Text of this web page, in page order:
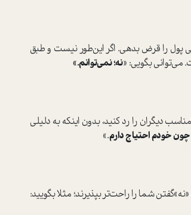
پول را قرض بدهی. اگر این‌طور نیست و طبق
می‌توانی بگویی: «نه؛ نمی‌توانم.»
دیگران را رد کنید، بدون اینکه به دلیلی
چون خودم احتیاج دارم.»
شما را راحت‌تر بپذیرند؛ مثلا بگویید: